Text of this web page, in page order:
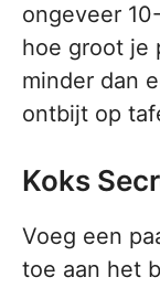
ongeveer
hoe groot je
minder dan
ontbijt op
Koks
Voeg een
toe aan het